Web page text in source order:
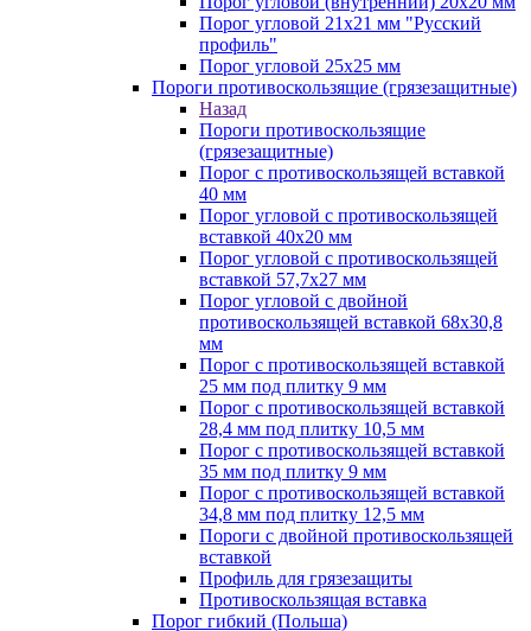
Порог угловой 21х21 мм "Русский
профиль"
Порог угловой 25х25 мм
Пороги противоскользящие (грязезащитные)
Назад
Пороги противоскользящие
(грязезащитные)
Порог с противоскользящей вставкой
40 мм
Порог угловой с противоскользящей
вставкой 40х20 мм
Порог угловой с противоскользящей
вставкой 57,7х27 мм
Порог угловой с двойной
противоскользящей вставкой 68х30,8
мм
Порог с противоскользящей вставкой
25 мм под плитку 9 мм
Порог с противоскользящей вставкой
28,4 мм под плитку 10,5 мм
Порог с противоскользящей вставкой
35 мм под плитку 9 мм
Порог с противоскользящей вставкой
34,8 мм под плитку 12,5 мм
Пороги с двойной противоскользящей
вставкой
Профиль для грязезащиты
Противоскользящая вставка
Порог гибкий (Польша)